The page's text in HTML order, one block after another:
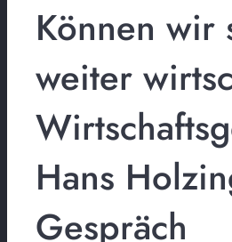
Können wir
weiter
Hans
Gespräch